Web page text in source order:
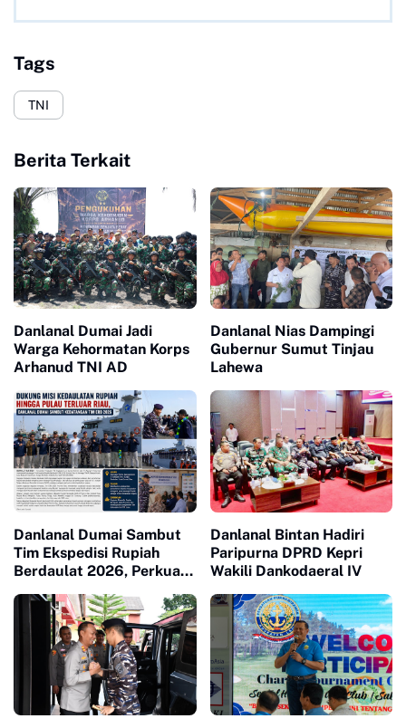
Tags
TNI
Berita Terkait
Danlanal Dumai Jadi
Warga Kehormatan Korps
Arhanud TNI AD
Danlanal Nias Dampingi
Gubernur Sumut Tinjau
Lahewa
Danlanal Dumai Sambut
Tim Ekspedisi Rupiah
Berdaulat 2026, Perkuat
Pulau Terluar Riau
Danlanal Bintan Hadiri
Paripurna DPRD Kepri
Wakili Dankodaeral IV